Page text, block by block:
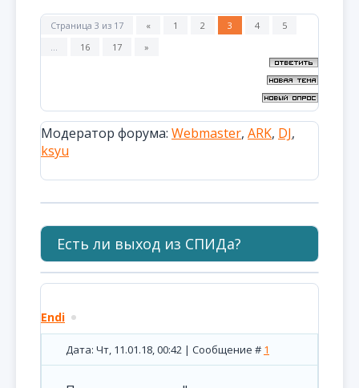
Страница 3 из 17 « 1 2 3 4
5
…
16 17 »
Модератор форума: Webmaster, ARK, DJ,
ksyu
Есть ли выход из СПИДа?
Endi
Дата: Чт, 11.01.18, 00:42 | Сообщение # 1